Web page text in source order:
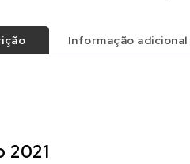
Informação adicional
2021